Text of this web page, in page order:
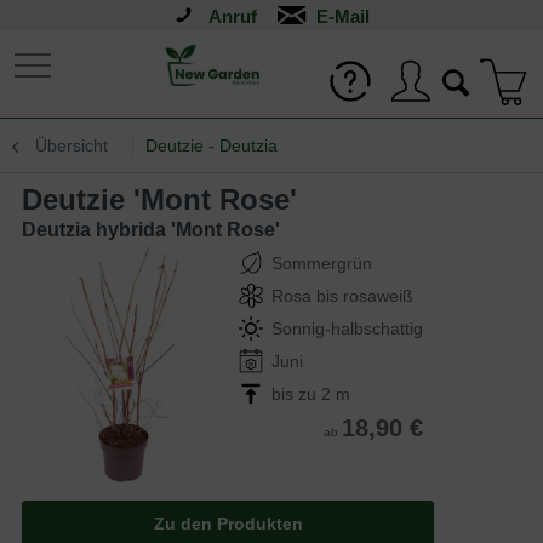
Anruf
Übersicht Deutzie - Deutzia
Deutzie 'Mont Rose'
Deutzia hybrida 'Mont Rose'
Sommergrün
Rosa bis rosaweiß
Sonnig-halbschattig
Juni
bis zu 2 m
ab 18,90 €
Zu den Produkten